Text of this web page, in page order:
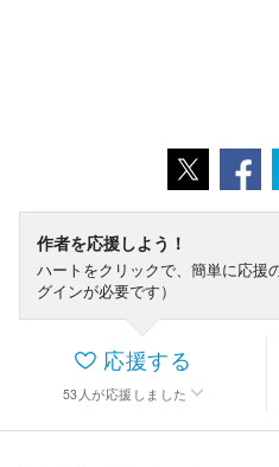
作者を応援しよう！
ハートをクリックで、簡単に応援
グインが必要です）
応援する
53 人 が応援しました